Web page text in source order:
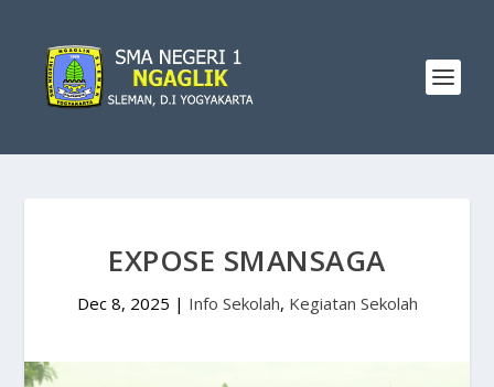
EXPOSE SMANSAGA
Dec 8, 2025 | Info Sekolah, Kegiatan Sekolah